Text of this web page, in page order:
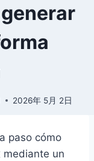
2026年 5月 2日
paso cómo
mediante un